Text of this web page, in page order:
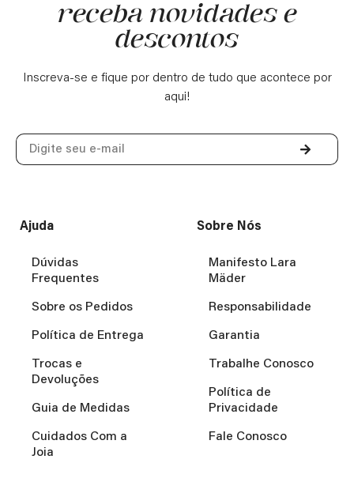
receba novidades e
descontos
Inscreva-se e fique por dentro de tudo que acontece por
aqui!
Ajuda
Dúvidas
Frequentes
Sobre os Pedidos
Política de Entrega
Trocas e
Devoluções
Guia de Medidas
Cuidados Com a
Joia
Sobre Nós
Manifesto Lara
Mäder
Responsabilidade
Garantia
Trabalhe Conosco
Política de
Privacidade
Fale Conosco